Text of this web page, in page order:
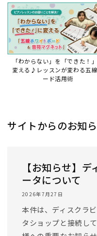
ータについて
2026年7月27日
本件は、ディスクラ
タショップと接続し
様への重要なお知ら